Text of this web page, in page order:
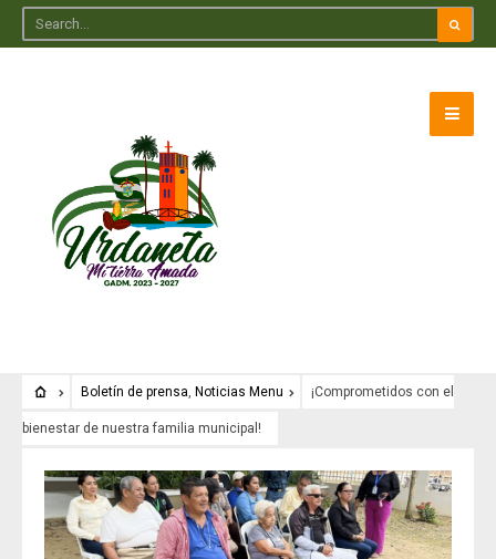
Boletín de prensa, Noticias Menu ¡Comprometidos con el
bienestar de nuestra familia municipal!